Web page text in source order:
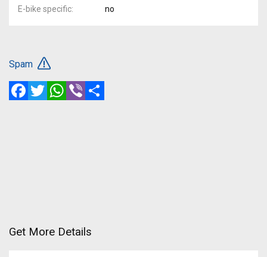
E-bike specific
no
Spam
FacebookTwitterWhatsApp
Viber
Get More Details